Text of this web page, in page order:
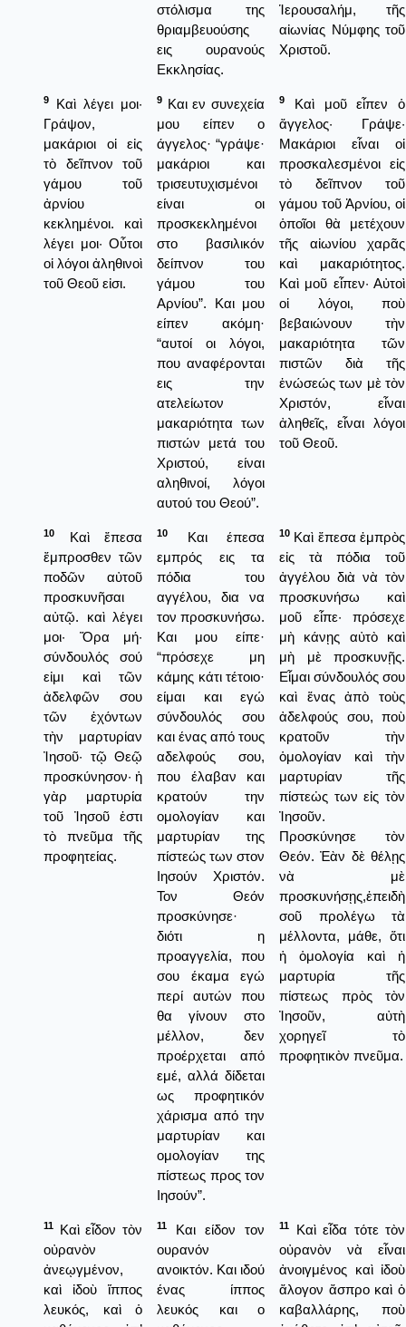
στόλισμα της
θριαμβευούσης
εις ουρανούς
Εκκλησίας.
Ἱερουσαλήμ, τῆς
αἰωνίας Νύμφης τοῦ
Χριστοῦ.
9
Καὶ λέγει μοι·
Γράψον,
μακάριοι οἱ εἰς
τὸ δεῖπνον τοῦ
γάμου τοῦ
ἀρνίου
κεκλημένοι. καὶ
λέγει μοι· Οὗτοι
οἱ λόγοι ἀληθινοὶ
τοῦ Θεοῦ εἰσι.
9 Και εν συνεχεία
μου είπεν ο
άγγελος· “γράψε·
μακάριοι και
τρισευτυχισμένοι
είναι οι
προσκεκλημένοι
στο βασιλικόν
δείπνον του
γάμου του
Αρνίου”. Και μου
είπεν ακόμη·
“αυτοί οι λόγοι,
που αναφέρονται
εις την
ατελείωτον
μακαριότητα των
πιστών μετά του
Χριστού, είναι
αληθινοί, λόγοι
αυτού του Θεού”.
9
Καὶ μοῦ εἶπεν ὁ
ἄγγελος· Γράψε·
Μακάριοι εἶναι οἱ
προσκαλεσμένοι εἰς
τὸ δεῖπνον τοῦ
γάμου τοῦ Ἀρνίου, οἱ
ὁποῖοι θὰ μετέχουν
τῆς αἰωνίου χαρᾶς
καὶ μακαριότητος.
Καὶ μοῦ εἶπεν· Αὐτοὶ
οἱ λόγοι, ποὺ
βεβαιώνουν τὴν
μακαριότητα τῶν
πιστῶν διὰ τῆς
ἑνώσεώς των μὲ τὸν
Χριστόν, εἶναι
ἀληθεῖς, εἶναι λόγοι
τοῦ Θεοῦ.
10
Καὶ ἔπεσα
ἔμπροσθεν τῶν
ποδῶν αὐτοῦ
προσκυνῆσαι
αὐτῷ. καὶ λέγει
μοι· Ὅρα μή·
σύνδουλός σού
εἰμι καὶ τῶν
ἀδελφῶν σου
τῶν ἐχόντων
τὴν μαρτυρίαν
Ἰησοῦ· τῷ Θεῷ
προσκύνησον· ἡ
γὰρ μαρτυρία
τοῦ Ἰησοῦ ἐστι
τὸ πνεῦμα τῆς
προφητείας.
10
Και έπεσα
εμπρός εις τα
πόδια του
αγγέλου, δια να
τον προσκυνήσω.
Και μου είπε·
“πρόσεχε μη
κάμης κάτι τέτοιο·
είμαι και εγώ
σύνδουλός σου
και ένας από τους
αδελφούς σου,
που έλαβαν και
κρατούν την
ομολογίαν και
μαρτυρίαν της
πίστεώς των στον
Ιησούν Χριστόν.
Τον Θεόν
προσκύνησε·
διότι η
προαγγελία, που
σου έκαμα εγώ
περί αυτών που
θα γίνουν στο
μέλλον, δεν
προέρχεται από
εμέ, αλλά δίδεται
ως προφητικόν
χάρισμα από την
μαρτυρίαν και
ομολογίαν της
πίστεως προς τον
Ιησούν”.
10 Καὶ ἔπεσα ἐμπρὸς
εἰς τὰ πόδια τοῦ
ἀγγέλου διὰ νὰ τὸν
προσκυνήσω καὶ
μοῦ εἶπε· πρόσεχε
μὴ κάνῃς αὐτὸ καὶ
μὴ μὲ προσκυνῇς.
Εἶμαι σύνδουλός σου
καὶ ἕνας ἀπὸ τοὺς
ἀδελφούς σου, ποὺ
κρατοῦν τὴν
ὁμολογίαν καὶ τὴν
μαρτυρίαν τῆς
πίστεὠς των εἰς τὸν
Ἰησοῦν.
Προσκύνησε τὸν
Θεόν. Ἐὰν δὲ θέλῃς
νὰ μὲ
προσκυνήσῃς,ἐπειδὴ
σοῦ προλέγω τὰ
μέλλοντα, μάθε, ὅτι
ἡ ὁμολογία καὶ ἡ
μαρτυρία τῆς
πίστεως πρὸς τὸν
Ἰησοῦν, αὐτὴ
χορηγεῖ τὸ
προφητικὸν πνεῦμα.
11
Καὶ εἶδον τὸν
οὐρανὸν
ἀνεῳγμένον,
καὶ ἰδοὺ ἵππος
λευκός, καὶ ὁ
11
Και είδον τον
ουρανόν
ανοικτόν. Και ιδού
ένας ίππος
λευκός και ο
11
Καὶ εἶδα τότε τὸν
οὐρανὸν νὰ εἶναι
ἀνοιγμένος καὶ ἰδοὺ
ἄλογον ἄσπρο καὶ ὁ
καβαλλάρης, ποὺ